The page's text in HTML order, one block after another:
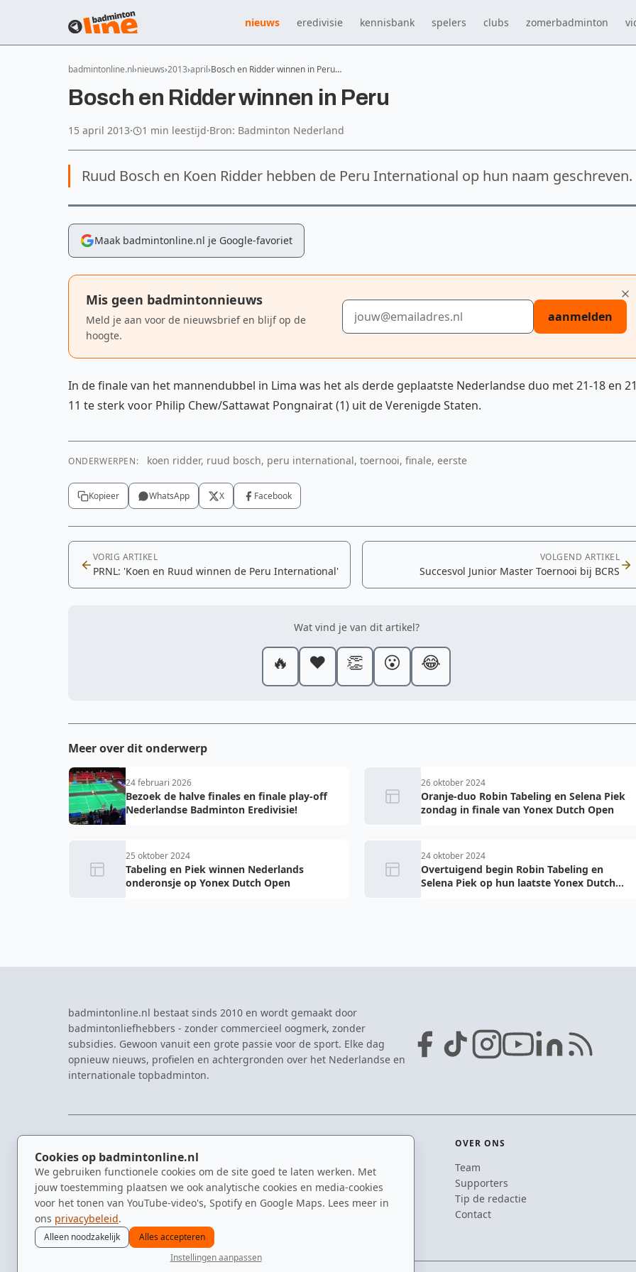
Cookies op badmintonline.nl
We gebruiken functionele cookies om de site goed te laten werken. Met
jouw toestemming plaatsen we ook analytische cookies en media-cookies
voor het tonen van YouTube-video's, Spotify en Google Maps. Lees meer in
ons privacybeleid.
Alleen noodzakelijk
Alles accepteren
Instellingen aanpassen
nieuws eredivisie kennisbank spelers clubs zomerbadminton
badmintonline.nl nieuws 2013 april Bosch en Ridder winnen in Peru…
Bosch en Ridder winnen in Peru
15 april 2013· 1 min leestijd·Bron: Badminton Nederland
Ruud Bosch en Koen Ridder hebben de Peru International op hun naam geschreven.
Maak badmintonline.nl je Google-favoriet
Mis geen badmintonnieuws
Meld je aan voor de nieuwsbrief en blijf op de
hoogte.
E-mailadres
aanmelden
In de finale van het mannendubbel in Lima was het als derde geplaatste Nederlandse duo met 21-18 en
11 te sterk voor Philip Chew/Sattawat Pongnairat (1) uit de Verenigde Staten.
ONDERWERPEN: koen ridder, ruud bosch, peru international, toernooi, finale, eerste
Kopieer WhatsApp X Facebook
VORIG ARTIKEL
PRNL: 'Koen en Ruud winnen de Peru International'
VOLGEND ARTIKEL
Succesvol Junior Master Toernooi bij BCRS
Wat vind je van dit artikel?
🔥 ❤️ 👏 😮 😂
Meer over dit onderwerp
24 februari 2026
Bezoek de halve finales en finale play-off
Nederlandse Badminton Eredivisie!
26 oktober 2024
Oranje-duo Robin Tabeling en Selena Piek
zondag in finale van Yonex Dutch Open
25 oktober 2024
Tabeling en Piek winnen Nederlands
onderonsje op Yonex Dutch Open
24 oktober 2024
Overtuigend begin Robin Tabeling en
Selena Piek op hun laatste Yonex Dutch
badmintonline.nl bestaat sinds 2010 en wordt gemaakt door
badmintonliefhebbers - zonder commercieel oogmerk, zonder
subsidies. Gewoon vanuit een grote passie voor de sport. Elke dag
opnieuw nieuws, profielen en achtergronden over het Nederlandse en
internationale topbadminton.
Nieuws
Kennisbank
Spelers
Clubs
Video's
Eredivisie
NK Badminton
Dutch Open
Zomerbadminton
OVER ONS
Team
Supporters
Tip de redactie
Contact